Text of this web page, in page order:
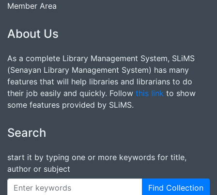
Member Area
About Us
As a complete Library Management System, SLiMS
(Senayan Library Management System) has many
features that will help libraries and librarians to do
their job easily and quickly. Follow this link to show
some features provided by SLiMS.
Search
start it by typing one or more keywords for title,
author or subject
Find Collection